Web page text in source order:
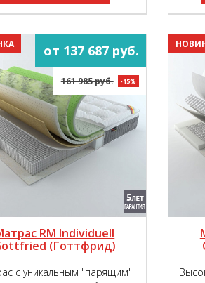
от 137 687 руб.
161 985 руб. -15%
RM Individuell
(Готтфрид)
с уникальным "парящим"